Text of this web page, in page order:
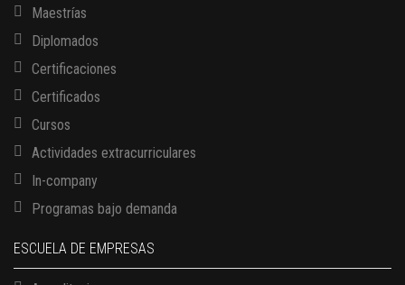
Maestrías
Diplomados
Certificaciones
Certificados
Cursos
Actividades extracurriculares
In-company
Programas bajo demanda
ESCUELA DE EMPRESAS